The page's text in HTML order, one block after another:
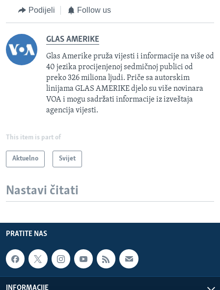
Podijeli Follow us
GLAS AMERIKE
Glas Amerike pruža vijesti i informacije na više od
40 jezika procijenjenoj sedmičnoj publici od
preko 326 miliona ljudi. Priče sa autorskim
linijama GLAS AMERIKE djelo su više novinara
VOA i mogu sadržati informacije iz izveštaja
agencija vijesti.
This item is part of
Aktuelno Svijet
Nastavi čitati
PRATITE NAS
INFORMACIJE